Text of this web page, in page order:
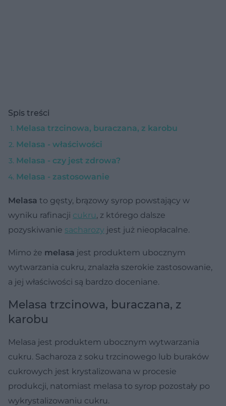
Spis treści
Melasa trzcinowa, buraczana, z karobu
Melasa - właściwości
Melasa - czy jest zdrowa?
Melasa - zastosowanie
Melasa to gęsty, brązowy syrop powstający w
wyniku rafinacji cukru, z którego dalsze
pozyskiwanie sacharozy jest już nieopłacalne.
Mimo że melasa jest produktem ubocznym
wytwarzania cukru, znalazła szerokie zastosowanie,
a jej właściwości są bardzo doceniane.
Melasa trzcinowa, buraczana, z
karobu
Melasa jest produktem ubocznym wytwarzania
cukru. Sacharoza z soku trzcinowego lub buraków
cukrowych jest krystalizowana w procesie
produkcji, natomiast melasa to syrop pozostały po
wykrystalizowaniu cukru.